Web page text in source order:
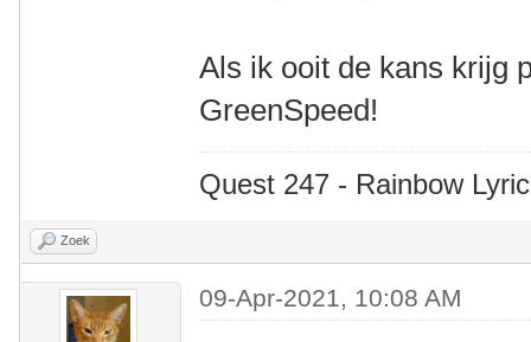
Als ik ooit de kans krijg
GreenSpeed!
Quest 247 - Rainbow
Zoek
09-Apr-2021, 10:08 AM